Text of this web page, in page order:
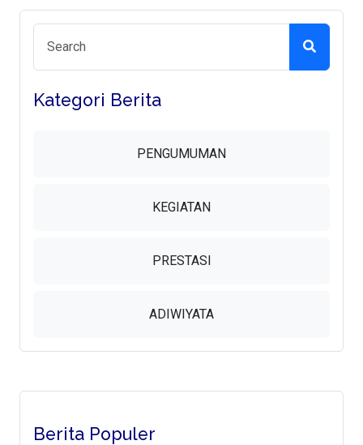
Kategori Berita
PENGUMUMAN
KEGIATAN
PRESTASI
ADIWIYATA
Berita Populer